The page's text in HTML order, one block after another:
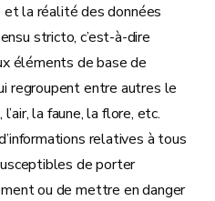
et la réalité des données
stricto, c’est-à-dire
éléments de base de
regroupent entre autres le
la faune, la flore, etc.
relatives à tous
de porter
ou de mettre en danger